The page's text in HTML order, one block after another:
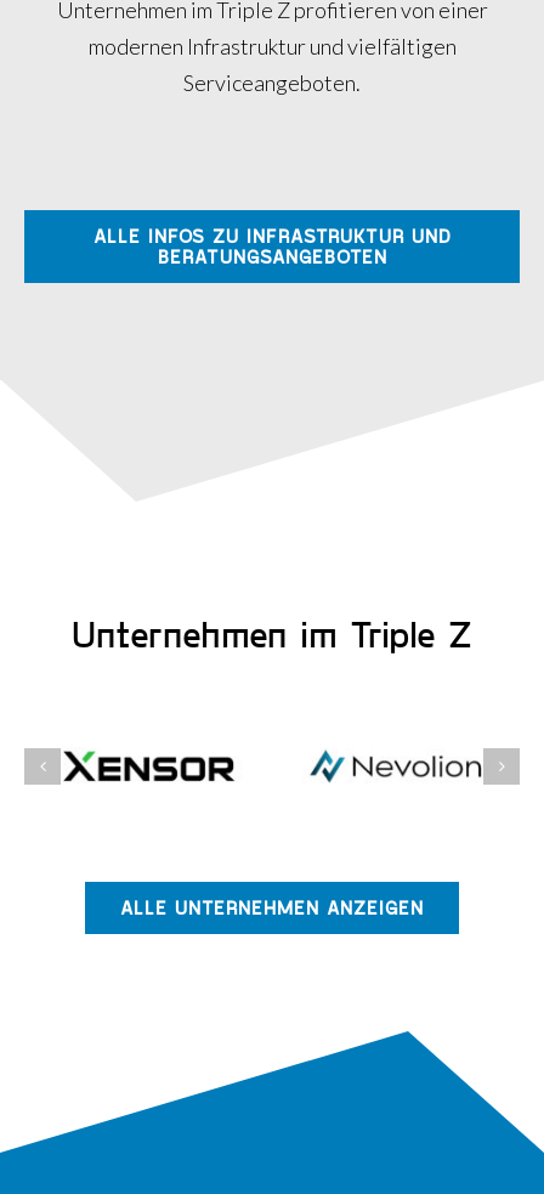
Unternehmen im Triple Z profitieren von einer
modernen Infrastruktur und vielfältigen
Serviceangeboten.
ALLE INFOS ZU INFRASTRUKTUR UND
BERATUNGSANGEBOTEN
Unternehmen im Triple Z
ALLE UNTERNEHMEN ANZEIGEN